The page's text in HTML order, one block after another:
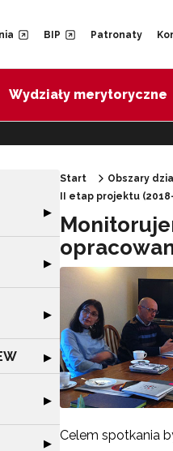
BIP Patronaty
Wydziały merytoryczne
Rozwiń sekcję "Diagnoza
▶
Rozwiń sekcję
▶
Rozwiń sekcję
▶
Rozwiń sekcję
▶
Rozwiń sekcję
▶
Rozwiń sekcję
▶
Start Obszary
II etap projektu
Celem spotkania